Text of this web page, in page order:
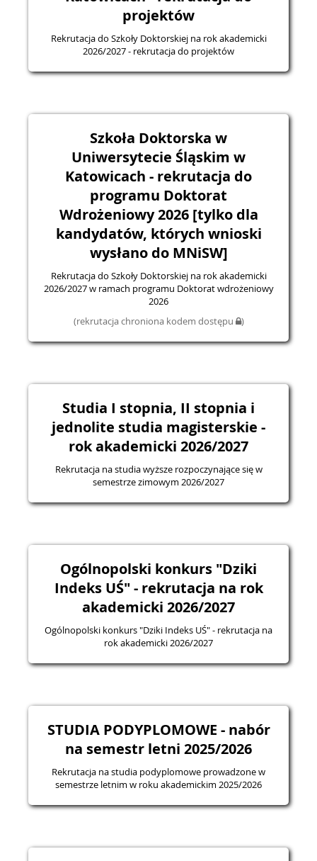
projektów
Rekrutacja do Szkoły Doktorskiej na rok akademicki
2026/2027 - rekrutacja do projektów
Szkoła Doktorska w
Uniwersytecie Śląskim w
Katowicach - rekrutacja do
programu Doktorat
Wdrożeniowy 2026 [tylko dla
kandydatów, których wnioski
wysłano do MNiSW]
Rekrutacja do Szkoły Doktorskiej na rok akademicki
2026/2027 w ramach programu Doktorat wdrożeniowy
2026
(rekrutacja chroniona kodem dostępu
)
Studia I stopnia, II stopnia i
jednolite studia magisterskie -
rok akademicki 2026/2027
Rekrutacja na studia wyższe rozpoczynające się w
semestrze zimowym 2026/2027
Ogólnopolski konkurs "Dziki
Indeks UŚ" - rekrutacja na rok
akademicki 2026/2027
Ogólnopolski konkurs "Dziki Indeks UŚ" - rekrutacja na
rok akademicki 2026/2027
STUDIA PODYPLOMOWE - nabór
na semestr letni 2025/2026
Rekrutacja na studia podyplomowe prowadzone w
semestrze letnim w roku akademickim 2025/2026